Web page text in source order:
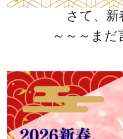
さて、
～～～まだ